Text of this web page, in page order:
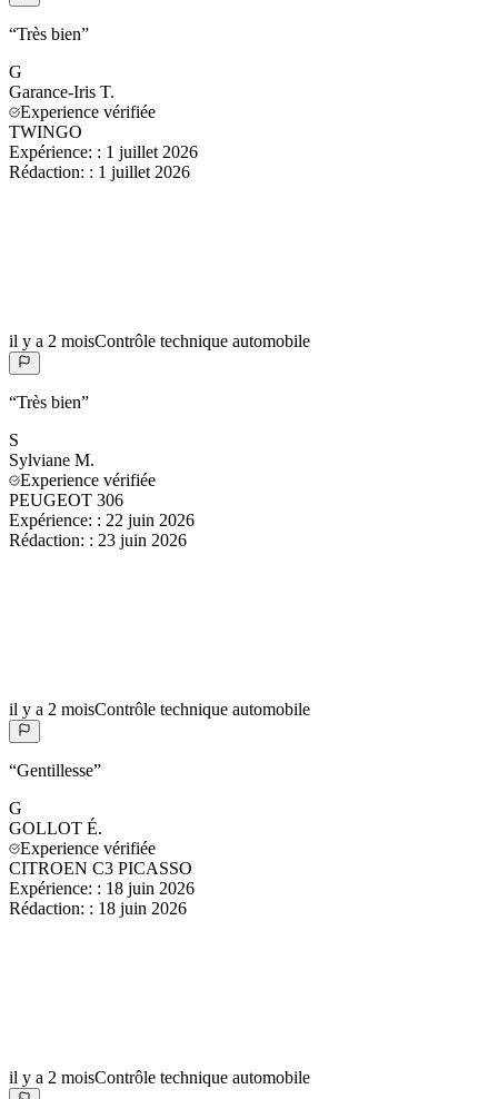
“Très bien”
G
Garance-Iris T.
Experience vérifiée
TWINGO
Expérience: : 1 juillet 2026
Rédaction: : 1 juillet 2026
il y a 2 moisContrôle technique automobile
“Très bien”
S
Sylviane M.
Experience vérifiée
PEUGEOT 306
Expérience: : 22 juin 2026
Rédaction: : 23 juin 2026
il y a 2 moisContrôle technique automobile
“Gentillesse”
G
GOLLOT É.
Experience vérifiée
CITROEN C3 PICASSO
Expérience: : 18 juin 2026
Rédaction: : 18 juin 2026
il y a 2 moisContrôle technique automobile